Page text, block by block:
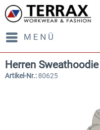
MENÜ
Herren Sweathoodie
Artikel-Nr.:80625